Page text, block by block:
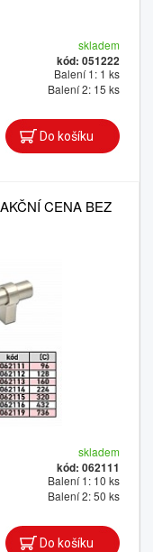
skladem
kód: 051222
Balení 1: 1 ks
Balení 2: 15 ks
CENA BEZ
skladem
kód: 062111
Balení 1: 10 ks
Balení 2: 50 ks